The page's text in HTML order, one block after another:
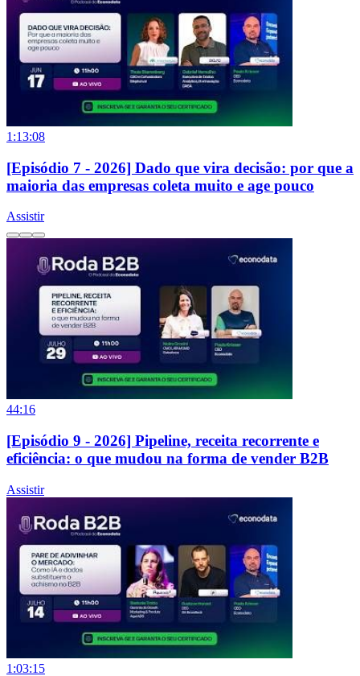
1:13:08
[Episódio 7 - 2026] Dado que vira decisão: por que a
maioria das empresas coleta muito e age pouco
Assistir
44:16
[Episódio 9 - 2026] Pipeline, receita recorrente e
eficiência: o que mudou na forma de vender B2B
Assistir
1:03:15